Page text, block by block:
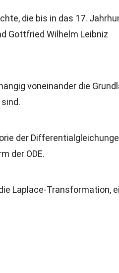
die bis in das 17.
Gottfried Wilhelm Leibniz
voneinander die
der
der ODE.
Laplace-Transformation,